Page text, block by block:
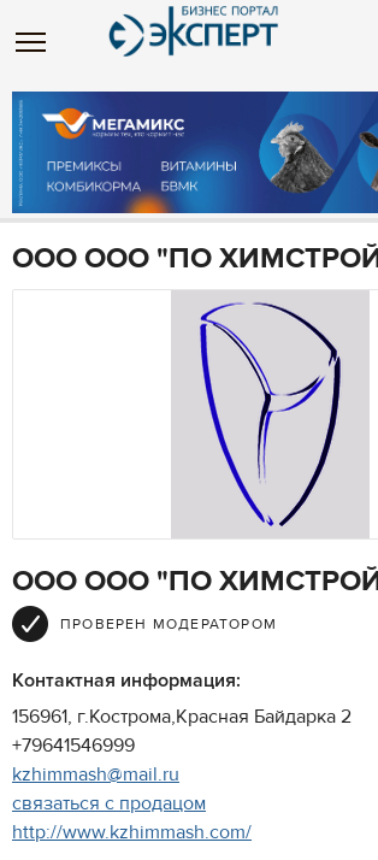
ООО ООО "ПО
ООО ООО "ПО
ПРОВЕРЕН МОДЕРАТОРОМ
Контактная информация:
156961, г.Кострома,Красная Байдарка 2
+79641546999
kzhimmash@mail.ru
связаться с продацом
http://www.kzhimmash.com/